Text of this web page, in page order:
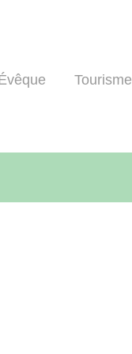
Tourisme